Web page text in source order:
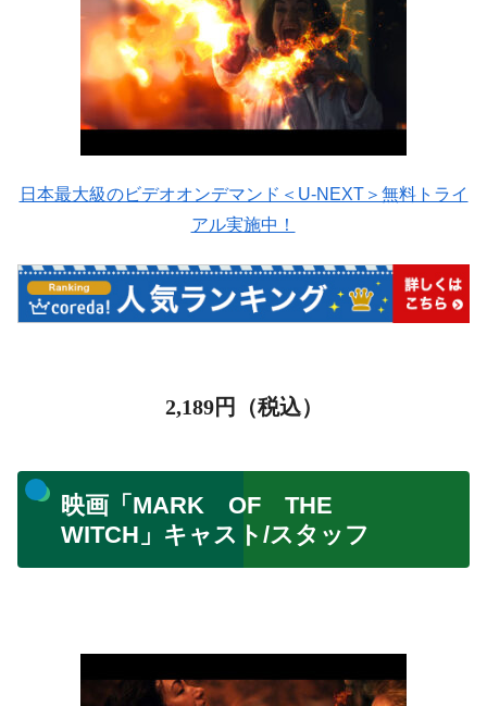
日本最大級のビデオオンデマンド＜U-NEXT＞無料トライ
アル実施中！
2,189円（税込）
映画「MARK OF THE
WITCH」キャスト/スタッフ